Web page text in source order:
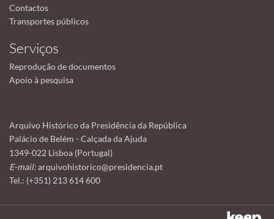
Contactos
Transportes públicos
Serviços
Reprodução de documentos
Apoio à pesquisa
Arquivo Histórico da Presidência da República
Palácio de Belém - Calçada da Ajuda
1349-022 Lisboa (Portugal)
E-mail:arquivohistorico@presidencia.pt
Tel.: (+351) 213 614 600